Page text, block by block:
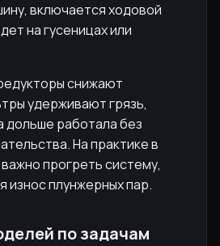
включается ходовой
на гусеницах или
снижают
удерживают грязь,
дольше работала без
На практике в
прогреть систему,
износ плунжерных пар.
по задачам